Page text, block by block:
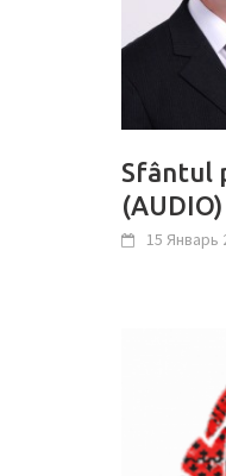
Sfântul
(AUDIO)
15 Январь